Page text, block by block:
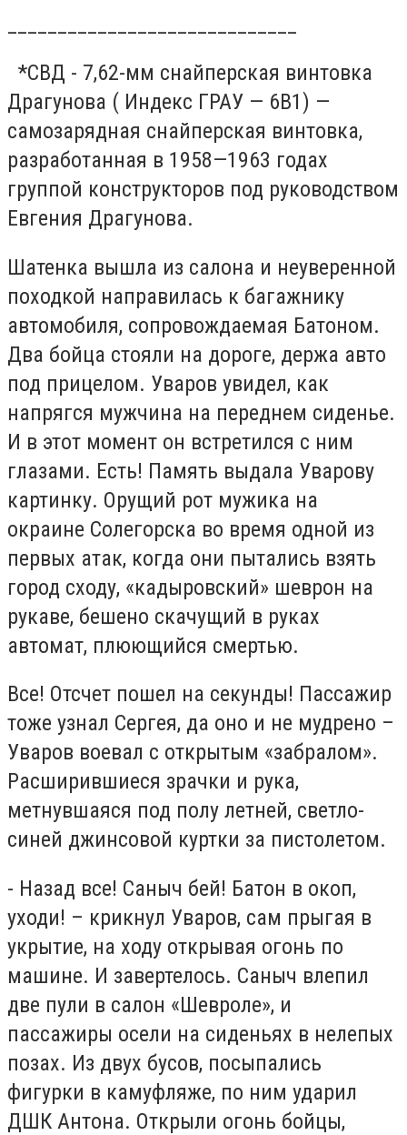
*СВД - 7,62-мм снайперская винтовка
Драгунова ( Индекс ГРАУ — 6В1) —
самозарядная снайперская винтовка,
разработанная в 1958—1963 годах
группой конструкторов под руководством
Евгения Драгунова.
Шатенка вышла из салона и неуверенной
походкой направилась к багажнику
автомобиля, сопровождаемая Батоном.
Два бойца стояли на дороге, держа авто
под прицелом. Уваров увидел, как
напрягся мужчина на переднем сиденье.
И в этот момент он встретился с ним
глазами. Есть! Память выдала Уварову
картинку. Орущий рот мужика на
окраине Солегорска во время одной из
первых атак, когда они пытались взять
город сходу, «кадыровский» шеврон на
рукаве, бешено скачущий в руках
автомат, плюющийся смертью.
Все! Отсчет пошел на секунды! Пассажир
тоже узнал Сергея, да оно и не мудрено –
Уваров воевал с открытым «забралом».
Расширившиеся зрачки и рука,
метнувшаяся под полу летней, светло-
синей джинсовой куртки за пистолетом.
- Назад все! Саныч бей! Батон в окоп,
уходи! – крикнул Уваров, сам прыгая в
укрытие, на ходу открывая огонь по
машине. И завертелось. Саныч влепил
две пули в салон «Шевроле», и
пассажиры осели на сиденьях в нелепых
позах. Из двух бусов, посыпались
фигурки в камуфляже, по ним ударил
ДШК Антона. Открыли огонь бойцы,